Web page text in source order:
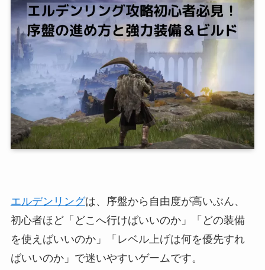
エルデンリングは、序盤から自由度が高いぶん、
初心者ほど「どこへ行けばいいのか」「どの装備
を使えばいいのか」「レベル上げは何を優先すれ
ばいいのか」で迷いやすいゲームです。